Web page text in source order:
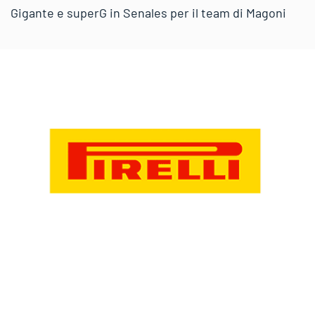
Gigante e superG in Senales per il team di Magoni